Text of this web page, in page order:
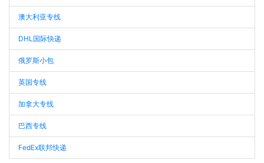
澳大利亚专线
DHL国际快递
俄罗斯小包
英国专线
加拿大专线
巴西专线
FedEx联邦快递